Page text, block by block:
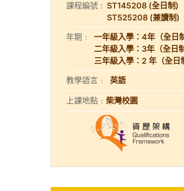
課程編號 : ST145208 (全日制)
ST525208 (兼讀制)
年期﹕
一年級入學：4年（全日
二年級入學：3年（全日制
三年級入學：2 年（全日
教學語言﹕
英語
上課地點﹕ 柴灣校園